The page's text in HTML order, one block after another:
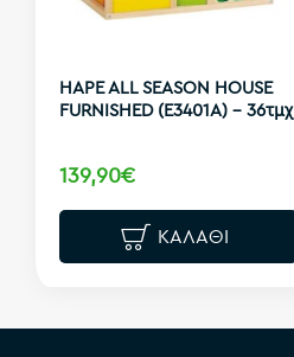
HAPE ALL SEASON HOUSE
FURNISHED (E3401A) - 36τμχ
139,90€
ΚΑΛΆΘΙ